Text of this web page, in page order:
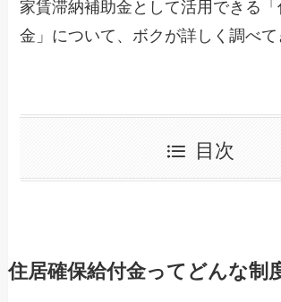
家賃滞納補助金として活用できる
金」について、ボクが詳しく調べて
目次
住居確保給付金ってどんな制